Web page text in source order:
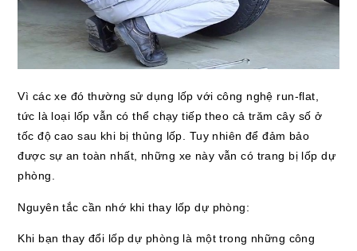
Vì các xe đó thường sử dụng lốp với công nghệ run-flat,
tức là loại lốp vẫn có thể chạy tiếp theo cả trăm cây số ở
tốc độ cao sau khi bị thủng lốp. Tuy nhiên để đảm bảo
được sự an toàn nhất, những xe này vẫn có trang bị lốp dự
phòng.
Nguyên tắc cần nhớ khi thay lốp dự phòng:
Khi bạn thay đổi lốp dự phòng là một trong những công